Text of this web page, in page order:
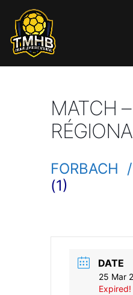
MATCH
FORBACH /
(1)
DATE
25 Mar
Expired!